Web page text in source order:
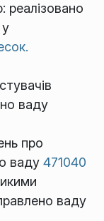
реалізовано
ваду
про
ваду 471040
ваду